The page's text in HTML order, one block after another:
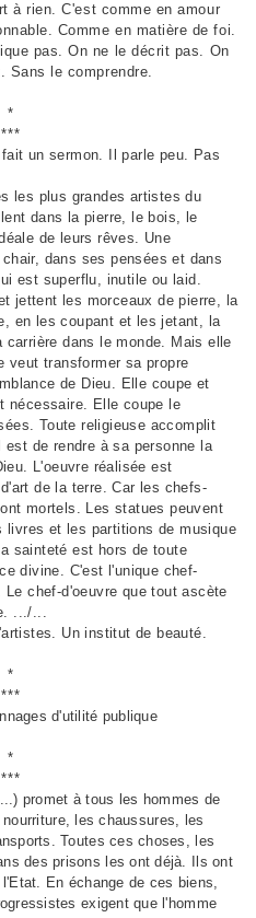
à rien. C'est comme en amour
Comme en matière de foi.
pas. On ne le décrit pas. On
Sans le comprendre.
*
***
un sermon. Il parle peu. Pas
les plus grandes artistes du
dans la pierre, le bois, le
de leurs rêves. Une
dans ses pensées et dans
est superflu, inutile ou laid.
jettent les morceaux de pierre, la
en les coupant et les jetant, la
dans le monde. Mais elle
veut transformer sa propre
de Dieu. Elle coupe et
nécessaire. Elle coupe le
Toute religieuse accomplit
de rendre à sa personne la
L'oeuvre réalisée est
de la terre. Car les chefs-
mortels. Les statues peuvent
et les partitions de musique
sainteté est hors de toute
divine. C'est l'unique chef-
chef-d'oeuvre que tout ascète
.../...
Un institut de beauté.
*
***
d'utilité publique
*
***
promet à tous les hommes de
les chaussures, les
Toutes ces choses, les
des prisons les ont déjà. Ils ont
En échange de ces biens,
exigent que l'homme